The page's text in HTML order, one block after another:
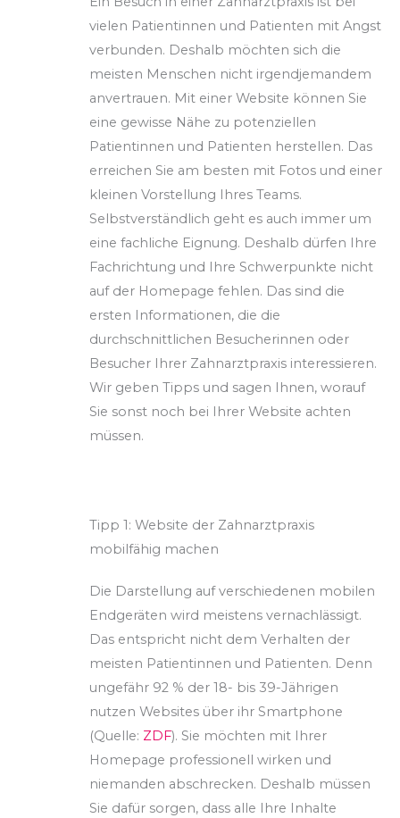
vielen Patientinnen und Patienten mit Angst
verbunden. Deshalb möchten sich die
meisten Menschen nicht irgendjemandem
anvertrauen. Mit einer Website können Sie
eine gewisse Nähe zu potenziellen
Patientinnen und Patienten herstellen. Das
erreichen Sie am besten mit Fotos und einer
kleinen Vorstellung Ihres Teams.
Selbstverständlich geht es auch immer um
eine fachliche Eignung. Deshalb dürfen Ihre
Fachrichtung und Ihre Schwerpunkte nicht
auf der Homepage fehlen. Das sind die
ersten Informationen, die die
durchschnittlichen Besucherinnen oder
Besucher Ihrer Zahnarztpraxis interessieren.
Wir geben Tipps und sagen Ihnen, worauf
Sie sonst noch bei Ihrer Website achten
müssen.
Tipp 1: Website der Zahnarztpraxis
mobilfähig machen
Die Darstellung auf verschiedenen mobilen
Endgeräten wird meistens vernachlässigt.
Das entspricht nicht dem Verhalten der
meisten Patientinnen und Patienten. Denn
ungefähr 92 % der 18- bis 39-Jährigen
nutzen Websites über ihr Smartphone
(Quelle: ZDF). Sie möchten mit Ihrer
Homepage professionell wirken und
niemanden abschrecken. Deshalb müssen
Sie dafür sorgen, dass alle Ihre Inhalte